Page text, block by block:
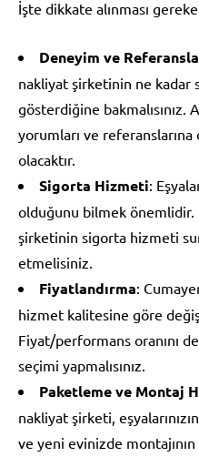
İşte dikkate alınması
Deneyim ve
nakliyat şirketinin ne
gösterdiğine bakmalısınız.
yorumları ve referanslarına
olacaktır.
Sigorta Hizmeti:
olduğunu bilmek önemlidir.
şirketinin sigorta hizmeti
etmelisiniz.
Fiyatlandırma:
hizmet kalitesine göre
Fiyat/performans oranını
seçimi yapmalısınız.
Paketleme ve Montaj
nakliyat şirketi,
ve yeni evinizde montajının